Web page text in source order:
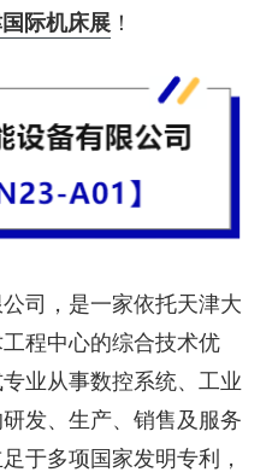
际机床展 ！
司，是一家依托天津大
程中心的综合技术优
业从事数控系统、工业
发、生产、销售及服务
于多项国家发明专利，